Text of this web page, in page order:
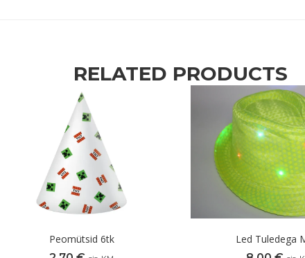
RELATED PRODUCTS
Peomütsid 6tk
Led Tuledega